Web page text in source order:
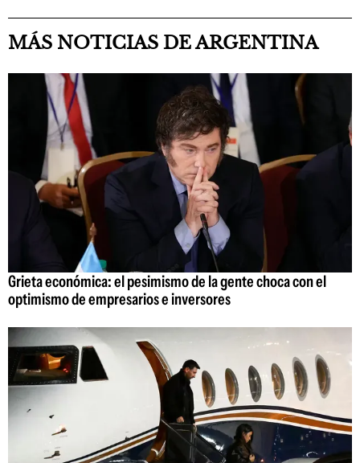
MÁS NOTICIAS DE ARGENTINA
Grieta económica: el pesimismo de la gente choca con el
optimismo de empresarios e inversores